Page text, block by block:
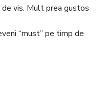
vis. Mult prea gustos
“must” pe timp de